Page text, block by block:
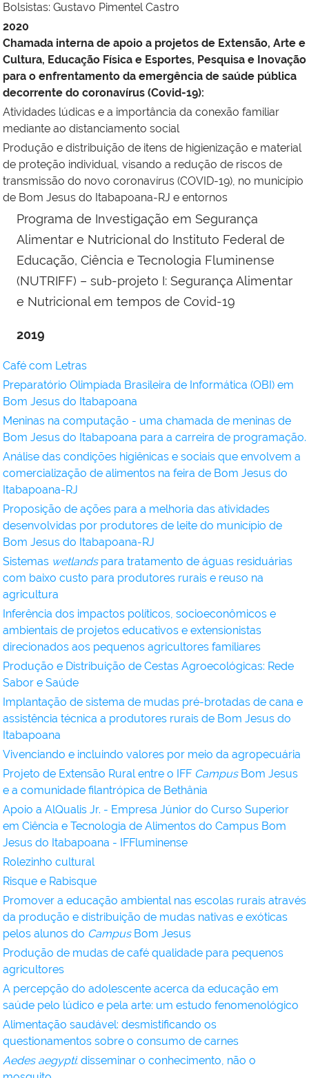
Bolsistas: Gustavo Pimentel Castro
2020
Chamada interna de apoio a projetos de Extensão, Arte e
Cultura, Educação Física e Esportes, Pesquisa e Inovação
para o enfrentamento da emergência de saúde pública
decorrente do coronavírus (Covid-19):
Atividades lúdicas e a importância da conexão familiar
mediante ao distanciamento social
Produção e distribuição de itens de higienização e material
de proteção individual, visando a redução de riscos de
transmissão do novo coronavírus (COVID-19), no município
de Bom Jesus do Itabapoana-RJ e entornos
Programa de Investigação em Segurança
Alimentar e Nutricional do Instituto Federal de
Educação, Ciência e Tecnologia Fluminense
(NUTRIFF) – sub-projeto I: Segurança Alimentar
e Nutricional em tempos de Covid-19
2019
Café com Letras
Preparatório Olimpíada Brasileira de Informática (OBI) em
Bom Jesus do Itabapoana
Meninas na computação - uma chamada de meninas de
Bom Jesus do Itabapoana para a carreira de programação.
Análise das condições higiênicas e sociais que envolvem a
comercialização de alimentos na feira de Bom Jesus do
Itabapoana-RJ
Proposição de ações para a melhoria das atividades
desenvolvidas por produtores de leite do município de
Bom Jesus do Itabapoana-RJ
Sistemas wetlandspara tratamento de águas residuárias
com baixo custo para produtores rurais e reuso na
agricultura
Inferência dos impactos políticos, socioeconômicos e
ambientais de projetos educativos e extensionistas
direcionados aos pequenos agricultores familiares
Produção e Distribuição de Cestas Agroecológicas: Rede
Sabor e Saúde
Implantação de sistema de mudas pré-brotadas de cana e
assistência técnica a produtores rurais de Bom Jesus do
Itabapoana
Vivenciando e incluindo valores por meio da agropecuária
Projeto de Extensão Rural entre o IFF Campus Bom Jesus
e a comunidade filantrópica de Bethânia
Apoio a AlQualis Jr. - Empresa Júnior do Curso Superior
em Ciência e Tecnologia de Alimentos do Campus Bom
Jesus do Itabapoana - IFFluminense
Rolezinho cultural
Risque e Rabisque
Promover a educação ambiental nas escolas rurais através
da produção e distribuição de mudas nativas e exóticas
pelos alunos do Campus Bom Jesus
Produção de mudas de café qualidade para pequenos
agricultores
A percepção do adolescente acerca da educação em
saúde pelo lúdico e pela arte: um estudo fenomenológico
Alimentação saudável: desmistificando os
questionamentos sobre o consumo de carnes
Aedes aegypti: disseminar o conhecimento, não o